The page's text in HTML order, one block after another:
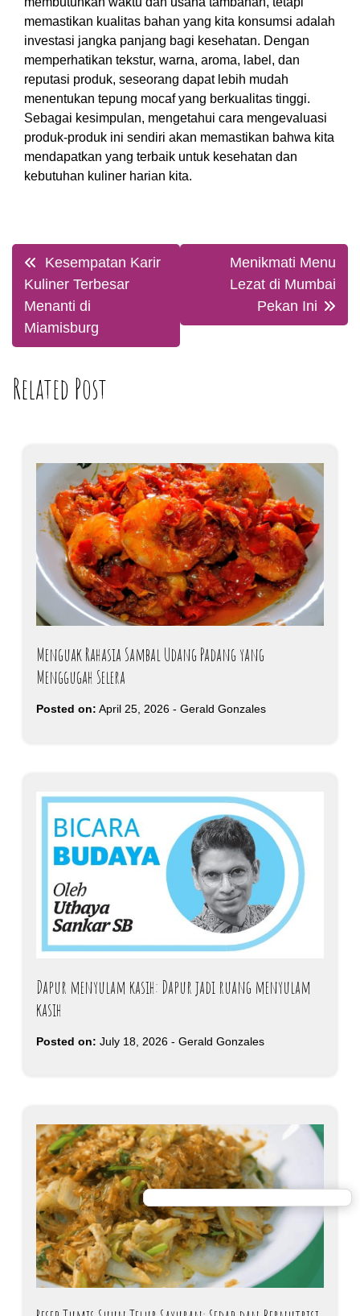
memastikan kualitas bahan yang kita konsumsi adalah
investasi jangka panjang bagi kesehatan. Dengan
memperhatikan tekstur, warna, aroma, label, dan
reputasi produk, seseorang dapat lebih mudah
menentukan tepung mocaf yang berkualitas tinggi.
Sebagai kesimpulan, mengetahui cara mengevaluasi
produk-produk ini sendiri akan memastikan bahwa kita
mendapatkan yang terbaik untuk kesehatan dan
kebutuhan kuliner harian kita.
Post
navigation
Kesempatan Karir
Kuliner Terbesar
Menanti di
Miamisburg
Menikmati Menu
Lezat di Mumbai
Pekan Ini
Related Post
Menguak Rahasia Sambal Udang Padang yang
Menggugah Selera
Posted on: April 25, 2026 - Gerald Gonzales
Dapur menyulam kasih: Dapur jadi ruang menyulam
kasih
Posted on: July 18, 2026 - Gerald Gonzales